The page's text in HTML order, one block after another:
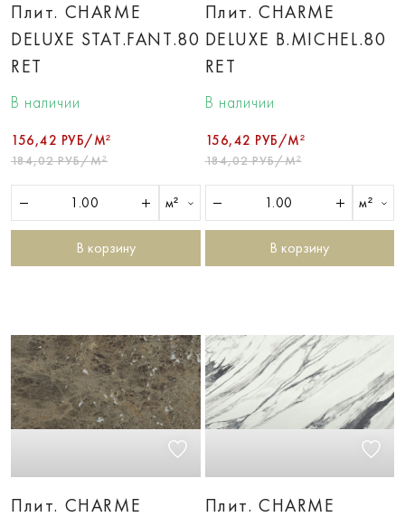
Плит. CHARME
DELUXE STAT.FANT.80
RET
В наличии
156,42 РУБ/М²
184,02 РУБ/М²
м²
В корзину
Плит. CHARME
DELUXE B.MICHEL.80
RET
В наличии
156,42 РУБ/М²
184,02 РУБ/М²
м²
В корзину
Плит. CHARME
Плит. CHARME